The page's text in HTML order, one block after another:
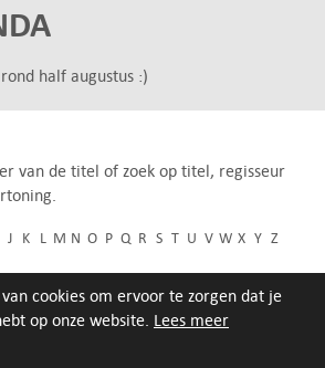
cookies om ervoor te zorgen dat je
op onze website. Lees meer
half augustus :)
van de titel of zoek op titel, regisseur
J K L M N O P Q R S T U V W X Y Z